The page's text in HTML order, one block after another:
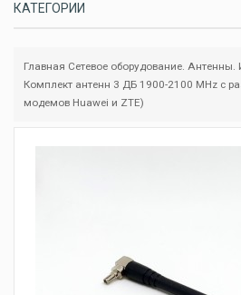
КАТЕГОРИИ
Главная Сетевое оборудование. Антенны.
Комплект антенн 3 ДБ 1900-2100 MHz с
модемов Huawei и ZTE)